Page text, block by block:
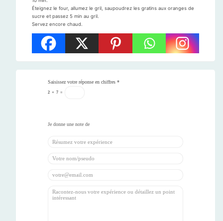
Éteignez le four, allumez le gril, saupoudrez les gratins aux oranges de
sucre et passez 5 min au gril.
Servez encore chaud.
Saisissez votre réponse en chiffres *
2 + 7 =